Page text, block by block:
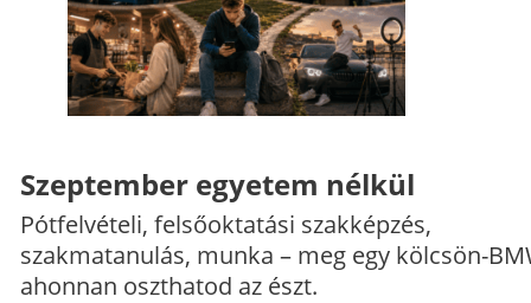
Szeptember egyetem nélkül
Pótfelvételi, felsőoktatási szakképzés,
szakmatanulás, munka – meg egy kölcsön-
ahonnan oszthatod az észt.